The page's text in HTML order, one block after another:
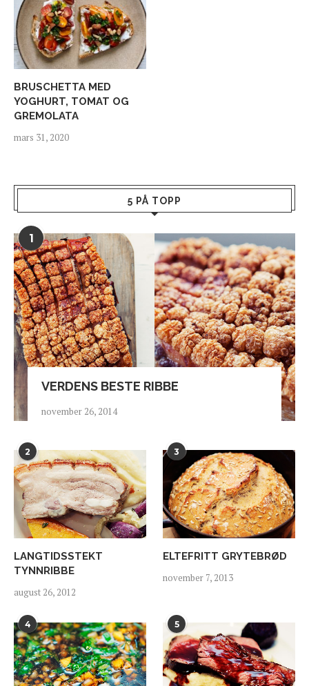
BRUSCHETTA MED
YOGHURT, TOMAT OG
GREMOLATA
mars 31, 2020
5 PÅ TOPP
1
VERDENS BESTE RIBBE
november 26, 2014
2
LANGTIDSSTEKT
TYNNRIBBE
august 26, 2012
3
ELTEFRITT GRYTEBRØD
november 7, 2013
4 5